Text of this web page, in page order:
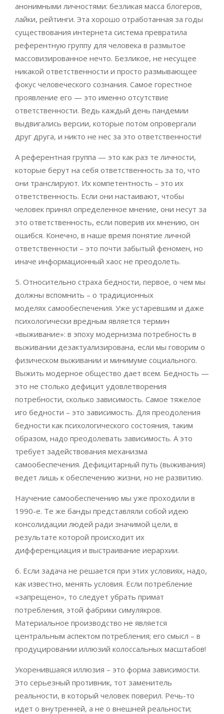
анонимными личностями: безликая масса блогеров,
лайки, рейтинги. Эта хорошо отработанная за годы
существования интернета система превратила
референтную группу для человека в размытое
массовизированное нечто. Безликое, не несущее
никакой ответственности и просто размывающее
фокус человеческого сознания. Самое горестное
проявление его — это именно отсутствие
ответственности. Ведь каждый день пандемии
выдвигались версии, которые потом опровергали
друг друга, и никто не нес за это ответственности!
А референтная группа — это как раз те личности,
которые берут на себя ответственность за то, что
они транслируют. Их компетентность – это их
ответственность. Если они настаивают, чтобы
человек принял определенное мнение, они несут за
это ответственность, если поверив их мнению, он
ошибся. Конечно, в наше время понятие личной
ответственности – это почти забытый феномен, но
иначе информационный хаос не преодолеть.
5. Относительно страха бедности, первое, о чем мы
должны вспомнить – о традиционных
моделях самообеспечения. Уже устаревшим и даже
психологически вредным является термин
«выживание»: в эпоху модернизма потребность в
выживании дезактуализирована, если мы говорим о
физическом выживании и минимуме социального.
Выжить модерное общество дает всем. Бедность —
это не столько дефицит удовлетворения
потребности, сколько зависимость. Самое тяжелое
иго бедности – это зависимость. Для преодоления
бедности как психологического состояния, таким
образом, надо преодолевать зависимость. А это
требует задействования механизма
самообеспечения. Дефицитарный путь (выживания)
ведет лишь к обеспечению жизни, но не развитию.
Научение самообеспечению мы уже проходили в
1990-е. Те же банды представляли собой идею
консолидации людей ради значимой цели, в
результате которой происходит их
дифференциация и выстраивание иерархии.
6. Если задача не решается при этих условиях, надо,
как известно, менять условия. Если потребление
«запрещено», то следует убрать примат
потребления, этой фабрики симулякров.
Материальное производство не является
центральным аспектом потребления; его смысл – в
продуцировании иллюзий колоссальных масштабов!
Укоренившаяся иллюзия – это форма зависимости.
Это серьезный противник, тот заменитель
реальности, в который человек поверил. Речь-то
идет о внутренней, а не о внешней реальности;